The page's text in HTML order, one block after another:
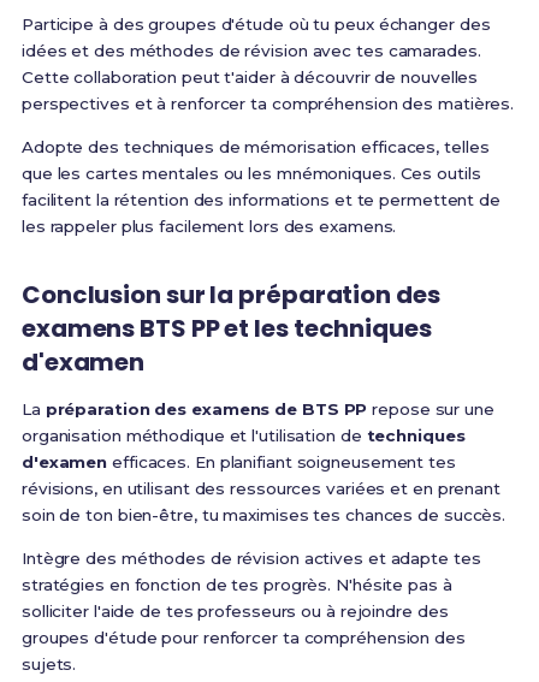
Participe à des groupes d'étude où tu peux échanger des
idées et des méthodes de révision avec tes camarades.
Cette collaboration peut t'aider à découvrir de nouvelles
perspectives et à renforcer ta compréhension des matières.
Adopte des techniques de mémorisation efficaces, telles
que les cartes mentales ou les mnémoniques. Ces outils
facilitent la rétention des informations et te permettent de
les rappeler plus facilement lors des examens.
Conclusion sur la préparation des
examens BTS PP et les techniques
d'examen
La préparation des examens de BTS PP repose sur une
organisation méthodique et l'utilisation de techniques
d'examen efficaces. En planifiant soigneusement tes
révisions, en utilisant des ressources variées et en prenant
soin de ton bien-être, tu maximises tes chances de succès.
Intègre des méthodes de révision actives et adapte tes
stratégies en fonction de tes progrès. N'hésite pas à
solliciter l'aide de tes professeurs ou à rejoindre des
groupes d'étude pour renforcer ta compréhension des
sujets.